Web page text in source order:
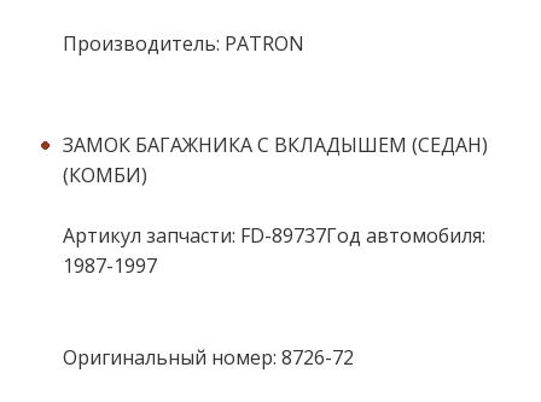
Производитель: PATRON
ЗАМОК БАГАЖНИКА С ВКЛАДЫШЕМ (СЕДАН)
(КОМБИ)
Артикул запчасти: FD-89737Год автомобиля:
1987-1997
Оригинальный номер: 8726-72